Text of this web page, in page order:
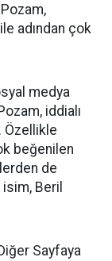
adından çok
medya
iddialı
Özellikle
beğenilen
de
Beril
Sayfaya